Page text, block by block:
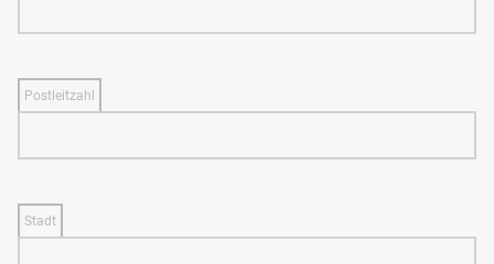
Postleitzahl
Stadt